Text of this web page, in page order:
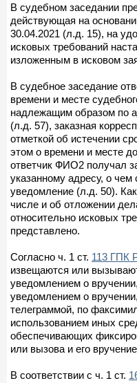
В судебном заседании
действующая на
30.04.2021 (л.д. 15), на
исковых требований
изложенным в исковом
В судебное заседание
времени и месте
надлежащим образом по
(л.д. 57), заказная
отметкой об истечении
этом о времени и месте
ответчик ФИО2 получал
указанному адресу, о чем
уведомление (л.д. 50).
числе и об отложении
относительно исковых
представлено.
Согласно ч. 1 ст. 113 ГПК
извещаются или
уведомлением о
уведомлением о
телеграммой, по
использованием иных
обеспечивающих
или вызова и его
В соответствии с ч. 1 ст.